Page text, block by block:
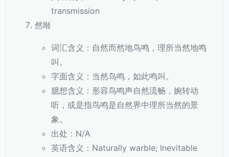
transmission
然啭
词汇含义：自然而然地鸟鸣，理所当然地鸣
叫。
字面含义：当然鸟鸣，如此鸣叫。
臆想含义：形容鸟鸣声自然流畅，婉转动
听，或是指鸟鸣是自然界中理所当然的景
象。
出处：N/A
英语含义：Naturally warble; Inevitable